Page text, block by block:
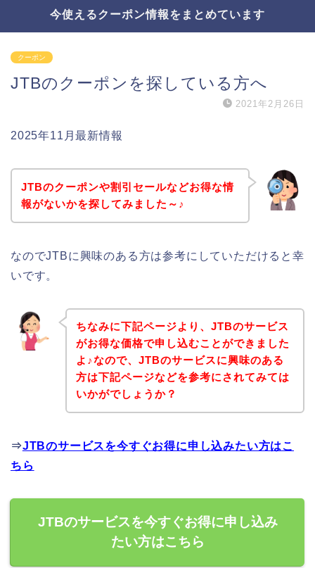
今使えるクーポン情報をまとめています
クーポン
JTBのクーポンを探している方へ
2021年2月26日
2025年11月最新情報
JTBのクーポンや割引セールなどお得な情
報がないかを探してみました～♪
なのでJTBに興味のある方は参考にしていただけると幸
いです。
ちなみに下記ページより、JTBのサービス
がお得な価格で申し込むことができました
よ♪なので、JTBのサービスに興味のある
方は下記ページなどを参考にされてみては
いかがでしょうか？
⇒JTBのサービスを今すぐお得に申し込みたい方はこ
ちら
JTBのサービスを今すぐお得に申し込み
たい方はこちら